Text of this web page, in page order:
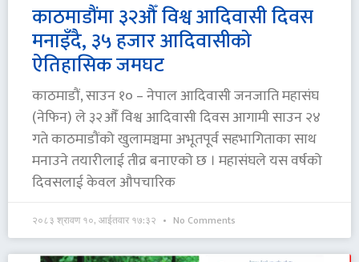
काठमाडौंमा ३२औँ विश्व आदिवासी दिवस
मनाइँदै, ३५ हजार आदिवासीको
ऐतिहासिक जमघट
काठमाडौं, साउन १० – नेपाल आदिवासी जनजाति महासंघ
(नेफिन) ले ३२औँ विश्व आदिवासी दिवस आगामी साउन २४
गते काठमाडौंको खुलामञ्चमा अभूतपूर्व सहभागिताका साथ
मनाउने तयारीलाई तीव्र बनाएको छ । महासंघले यस वर्षको
दिवसलाई केवल औपचारिक
२०८३ श्रावण १०, आईतवार १७:३२ No Comments